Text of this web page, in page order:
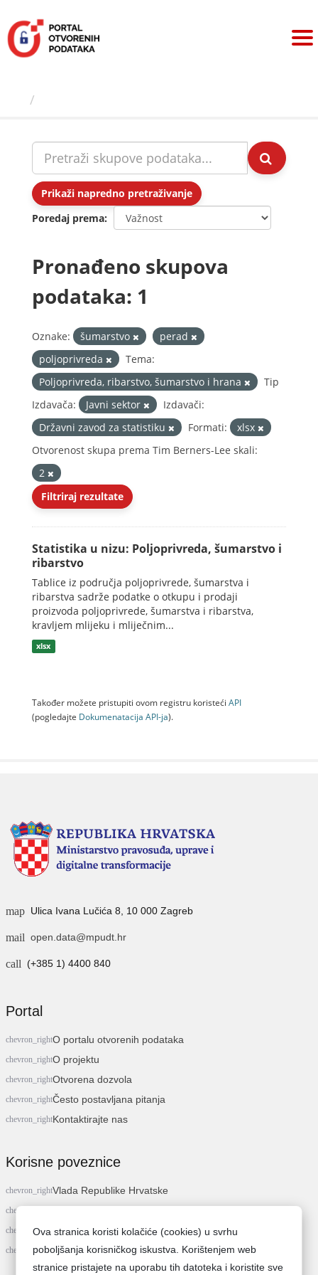
sadržaj
Prikaži napredno pretraživanje
Poredaj prema
Pronađeno skupova
podataka: 1
Oznake: šumarstvo
perad
poljoprivreda
Tema:
Poljoprivreda, ribarstvo, šumarstvo i hrana
Tip
Izdavača:
Javni sektor
Izdavači:
Državni zavod za statistiku
Formati:
xlsx
Otvorenost skupa prema Tim Berners-Lee skali:
2
Filtriraj rezultate
Statistika u nizu: Poljoprivreda, šumarstvo i
ribarstvo
Tablice iz područja poljoprivrede, šumarstva i
ribarstva sadrže podatke o otkupu i prodaji
proizvoda poljoprivrede, šumarstva i ribarstva,
kravljem mlijeku i mliječnim...
xlsx
Također možete pristupiti ovom registru koristeći API
(pogledajte Dokumenаtаcijа API-jа).